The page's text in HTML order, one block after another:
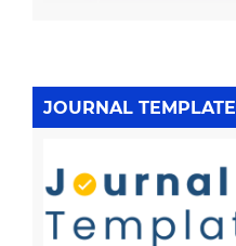
JOURNAL TEMPLATE